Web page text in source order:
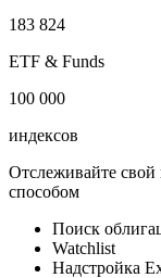
183 824
ETF & Funds
100 000
индексов
Отслеживайте
способом
Поиск
Watchlist
Надстройка